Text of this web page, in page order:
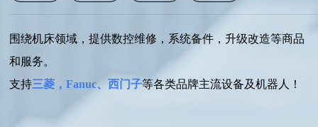
围绕机床领域，提供数控维修，系统备件，升级改造等商品
和服务。
支持三菱，Fanuc、西门子等各类品牌主流设备及机器人！